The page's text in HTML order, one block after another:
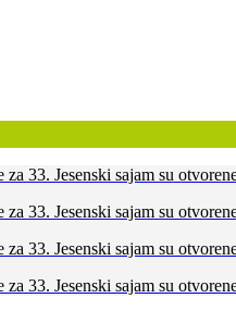
za 33. Jesenski sajam su
za 33. Jesenski sajam su
za 33. Jesenski sajam su
za 33. Jesenski sajam su